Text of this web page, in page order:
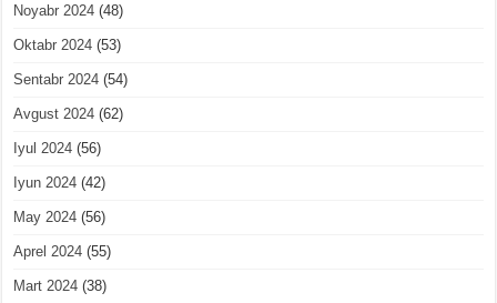
Noyabr 2024 (48)
Oktabr 2024 (53)
Sentabr 2024 (54)
Avgust 2024 (62)
Iyul 2024 (56)
Iyun 2024 (42)
May 2024 (56)
Aprel 2024 (55)
Mart 2024 (38)